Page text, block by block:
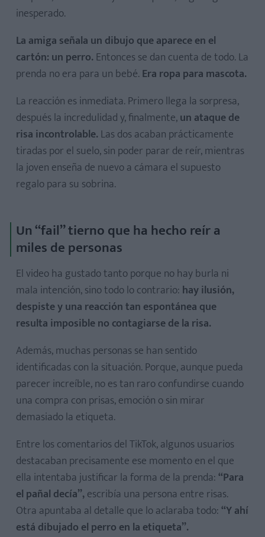
inesperado.
La amiga señala un dibujo que aparece en el
cartón: un perro. Entonces se dan cuenta de todo. La
prenda no era para un bebé. Era ropa para mascota.
La reacción es inmediata. Primero llega la sorpresa,
después la incredulidad y, finalmente,un ataque de
risa incontrolable. Las dos acaban prácticamente
tiradas por el suelo, sin poder parar de reír, mientras
la joven enseña de nuevo a cámara el supuesto
regalo para su sobrina.
Un “fail” tierno que ha hecho reír a
miles de personas
El video ha gustado tanto porque no hay burla ni
mala intención, sino todo lo contrario: hay ilusión,
despiste y una reacción tan espontánea que
resulta imposible no contagiarse de la risa.
Además, muchas personas se han sentido
identificadas con la situación. Porque, aunque pueda
parecer increíble, no es tan raro confundirse cuando
una compra con prisas, emoción o sin mirar
demasiado la etiqueta.
Entre los comentarios del TikTok, algunos usuarios
destacaban precisamente ese momento en el que
ella intentaba justificar la forma de la prenda:“Para
el pañal decía”,escribía una persona entre risas.
Otra apuntaba al detalle que lo aclaraba todo:“Y ahí
está dibujado el perro en la etiqueta”.